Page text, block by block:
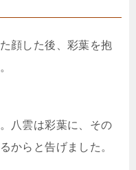
顔した後、彩葉を抱
八雲は彩葉に、その
からと告げました。